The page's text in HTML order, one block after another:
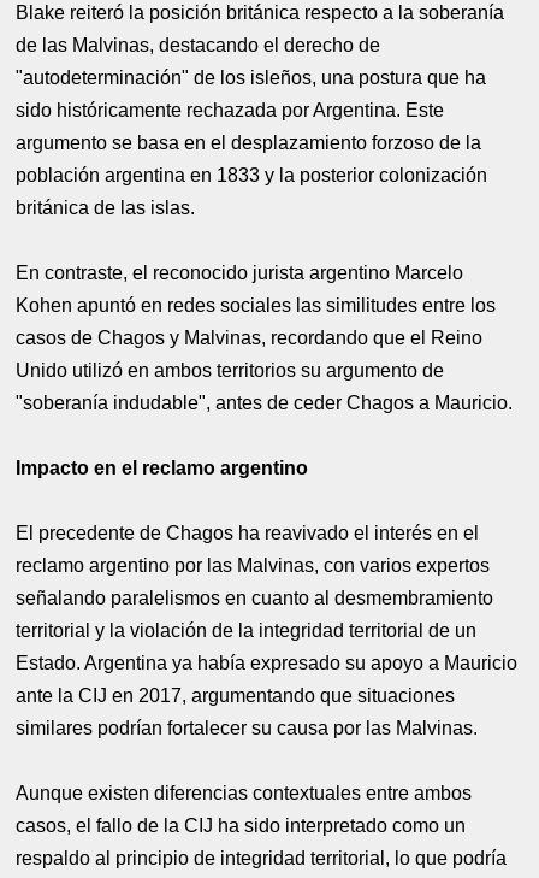
Blake reiteró la posición británica respecto a la soberanía
de las Malvinas, destacando el derecho de
"autodeterminación" de los isleños, una postura que ha
sido históricamente rechazada por Argentina. Este
argumento se basa en el desplazamiento forzoso de la
población argentina en 1833 y la posterior colonización
británica de las islas.
En contraste, el reconocido jurista argentino Marcelo
Kohen apuntó en redes sociales las similitudes entre los
casos de Chagos y Malvinas, recordando que el Reino
Unido utilizó en ambos territorios su argumento de
"soberanía indudable", antes de ceder Chagos a Mauricio.
Impacto en el reclamo argentino
El precedente de Chagos ha reavivado el interés en el
reclamo argentino por las Malvinas, con varios expertos
señalando paralelismos en cuanto al desmembramiento
territorial y la violación de la integridad territorial de un
Estado. Argentina ya había expresado su apoyo a Mauricio
ante la CIJ en 2017, argumentando que situaciones
similares podrían fortalecer su causa por las Malvinas.
Aunque existen diferencias contextuales entre ambos
casos, el fallo de la CIJ ha sido interpretado como un
respaldo al principio de integridad territorial, lo que podría